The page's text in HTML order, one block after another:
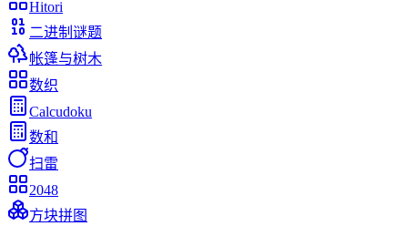
Hitori
二进制谜题
帐篷与树木
数织
Calcudoku
数和
扫雷
2048
方块拼图